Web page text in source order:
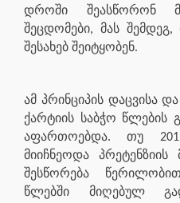
დროში შეასწორონ
შეცდომები, მას
შესახებ შეიტყობენ.
ამ პრინციპის დაცვისა
ქარტიის საბჭო წლების
აფართოებდა. თუ
მიიჩნეოდა
შესწორება
წლებში მიღებულ